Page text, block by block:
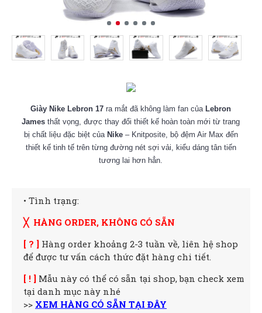
Giày Nike Lebron 17 ra mắt đã không làm fan của Lebron
James thất vọng, được thay đổi thiết kế hoàn toàn mới từ trang
bị chất liệu đặc biệt của Nike– Knitposite, bộ đệm Air Max đến
thiết kế tinh tế trên từng đường nét sợi vải, kiểu dáng tân tiến
tương lai hơn hẳn.
• Tình trạng:
╳ HÀNG ORDER, KHÔNG CÓ SẴN
[ ? ] Hàng order khoảng 2-3 tuần về, liên hệ shop
để được tư vấn cách thức đặt hàng chi tiết.
[ ! ] Mẫu này có thể có sẵn tại shop, bạn check xem
tại danh mục này nhé
>> XEM HÀNG CÓ SẴN TẠI ĐÂY